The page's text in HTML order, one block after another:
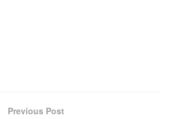
Previous Post